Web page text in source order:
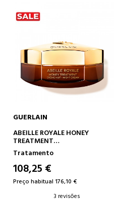
ADICIONAR AO CARRINHO
GUERLAIN
ABEILLE ROYALE HONEY
TREATMENT
CREME NOTURNO
Tratamento
108,25 €
Preço habitual 176,10 €
3 revisões